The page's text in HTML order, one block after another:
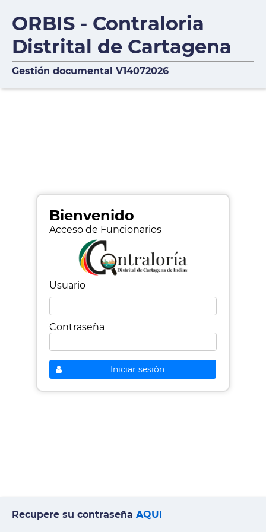
ORBIS - Contraloria
Distrital de Cartagena
Gestión documental V14072026
Bienvenido
Acceso de Funcionarios
Usuario
Contraseña
Iniciar sesión
Recupere su contraseña AQUI